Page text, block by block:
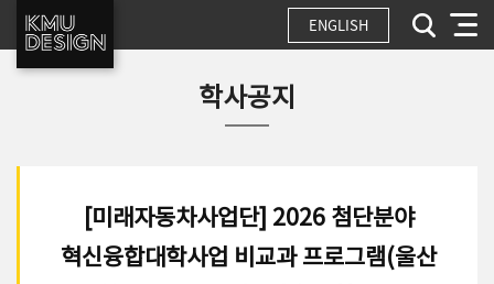
ENGLISH
학사공지
[미래자동차사업단] 2026 첨단분야
혁신융합대학사업 비교과 프로그램(울산